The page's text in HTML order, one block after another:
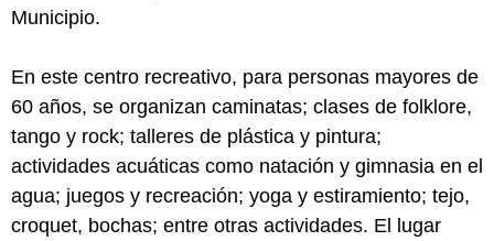
Municipio.
En este centro recreativo, para personas mayores de
60 años, se organizan caminatas; clases de folklore,
tango y rock; talleres de plástica y pintura;
actividades acuáticas como natación y gimnasia en el
agua; juegos y recreación; yoga y estiramiento; tejo,
croquet, bochas; entre otras actividades. El lugar